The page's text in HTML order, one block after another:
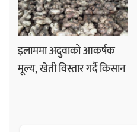
इलाममा अदुवाको आकर्षक
मूल्य, खेती विस्तार गर्दै किसान